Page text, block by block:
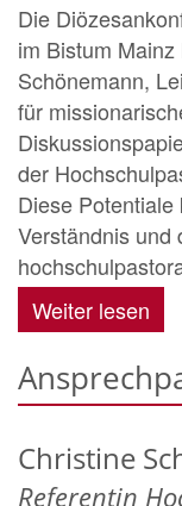
Die
im Bistum
Schönemann,
für
der
Diese
Verständnis und
Weiter lesen
Christine
Referentin